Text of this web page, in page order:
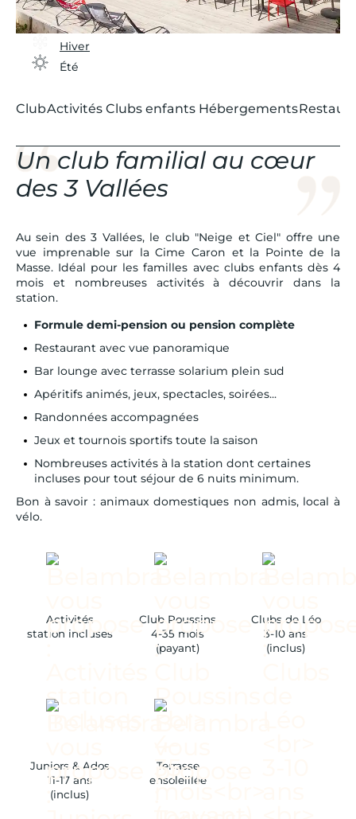
Hiver
Été
ClubActivités Clubs enfants Hébergements
Un club familial au cœur
des 3 Vallées
Au sein des 3 Vallées, le club "Neige et Ciel" offre une
vue imprenable sur la Cime Caron et la Pointe de la
Masse. Idéal pour les familles avec clubs enfants dès 4
mois et nombreuses activités à découvrir dans la
station.
Formule demi-pension ou pension complète
Restaurant avec vue panoramique
Bar lounge avec terrasse solarium plein sud
Apéritifs animés, jeux, spectacles, soirées...
Randonnées accompagnées
Jeux et tournois sportifs toute la saison
Nombreuses activités à la station dont certaines
incluses pour tout séjour de 6 nuits minimum.
Bon à savoir : animaux domestiques non admis, local à
vélo.
Activités
station incluses
Club Poussins
4-35 mois
(payant)
Clubs de Léo
3-10 ans
(inclus)
Juniors & Ados
11-17 ans
(inclus)
Terrasse
ensoleillée